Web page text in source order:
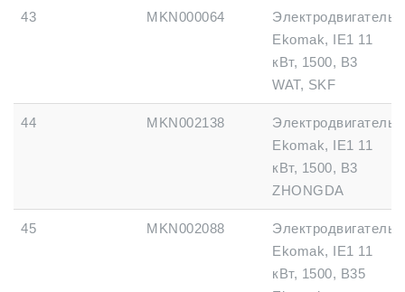
43 MKN000064
Электродвигатель
Ekomak, IE1 11
кВт, 1500, B3
WAT, SKF
44 MKN002138
Электродвигатель
Ekomak, IE1 11
кВт, 1500, B3
ZHONGDA
45 MKN002088
Электродвигатель
Ekomak, IE1 11
кВт, 1500, B35